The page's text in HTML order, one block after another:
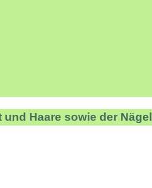
Haare sowie der Nägel